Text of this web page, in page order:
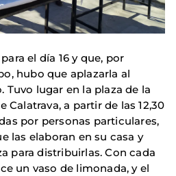
el día 16 y que, por
hubo que aplazarla al
Tuvo lugar en la plaza de la
Calatrava, a partir de las 12,30
por personas particulares,
las elaboran en su casa y
para distribuirlas. Con cada
un vaso de limonada, y el